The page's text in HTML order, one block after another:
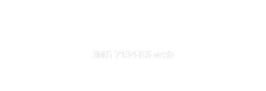
IMG 7134-KS-web